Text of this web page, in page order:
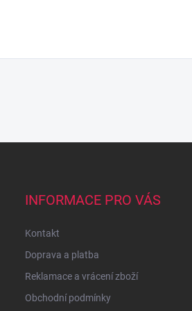
INFORMACE PRO VÁS
Kontakt
Doprava a platba
Reklamace a vrácení zboží
Obchodní podmínky